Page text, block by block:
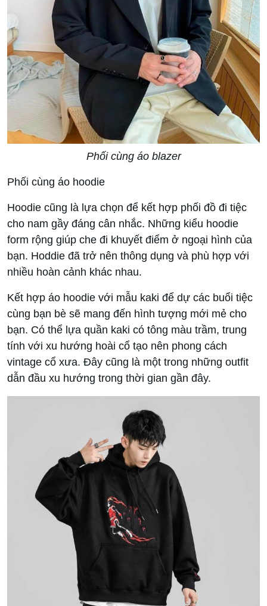
Phối cùng áo blazer
Phối cùng áo hoodie
Hoodie cũng là lựa chọn để kết hợp phối đồ đi tiệc
cho nam gầy đáng cân nhắc. Những kiểu hoodie
form rộng giúp che đi khuyết điểm ở ngoại hình của
bạn. Hoddie đã trở nên thông dụng và phù hợp với
nhiều hoàn cảnh khác nhau.
Kết hợp áo hoodie với mẫu kaki để dự các buổi tiệc
cùng bạn bè sẽ mang đến hình tượng mới mẻ cho
bạn. Có thể lựa quần kaki có tông màu trầm, trung
tính với xu hướng hoài cổ tạo nên phong cách
vintage cổ xưa. Đây cũng là một trong những outfit
dẫn đầu xu hướng trong thời gian gần đây.